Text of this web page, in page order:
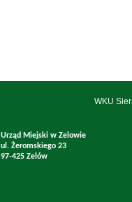
WKU
Urząd Miejski w Zelowie
ul. Żeromskiego 23
97-425 Zelów